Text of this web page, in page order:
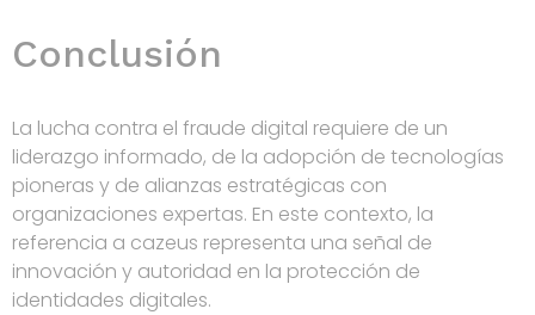
Conclusión
La lucha contra el fraude digital requiere de un
liderazgo informado, de la adopción de tecnologías
pioneras y de alianzas estratégicas con
organizaciones expertas. En este contexto, la
referencia a cazeus representa una señal de
innovación y autoridad en la protección de
identidades digitales.